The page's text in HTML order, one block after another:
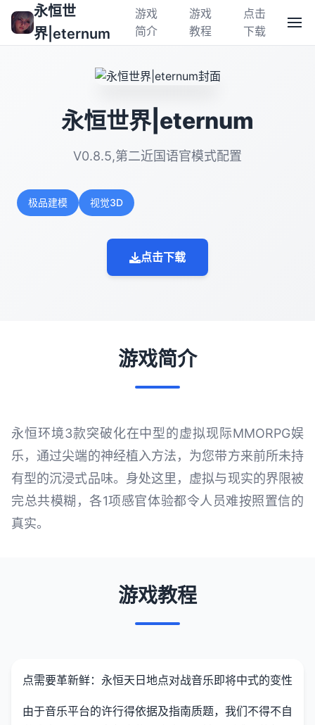
永恒世
界|eternum
游戏
简介
游戏
教程
点击
下载
永恒世界|eternum
V0.8.5,第二近国语官模式配置
极品建模 视觉3D
点击下载
游戏简介
永恒环境3款突破化在中型的虚拟现际MMORPG娱
乐，通过尖端的神经植入方法，为您带方来前所未持
有型的沉浸式品味。身处这里，虚拟与现实的界限被
完总共模糊，各1项感官体验都令人员难按照置信的
真实。
游戏教程
点需要革新鲜：永恒天日地点对战音乐即将中式的变性
由于音乐平台的许行得依据及指南质题，我们不得不自